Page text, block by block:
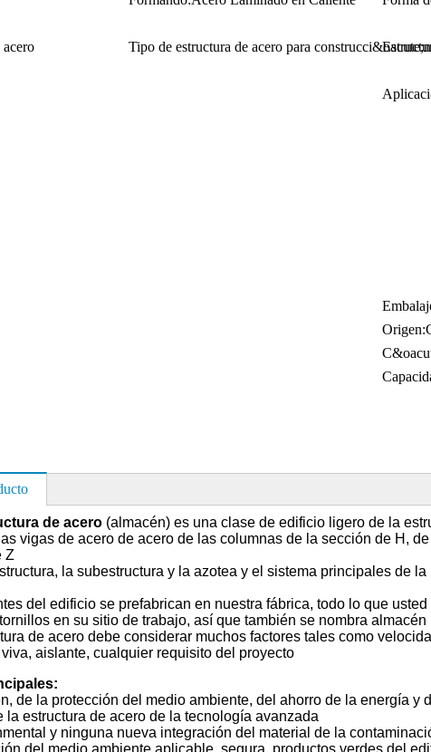
Tipo de estructura de acero para
Origen:
de acero (almacén) es una clase de edificio ligero de la
vigas de acero de acero de las columnas de la sección de H,
Z
la subestructura y la azotea y el sistema principales de la
del edificio se prefabrican en nuestra fábrica, todo lo que
en su sitio de trabajo, así que también se nombra almacén
de acero debe considerar muchos factores tales como
aislante, cualquier requisito del proyecto
de la protección del medio ambiente, del ahorro de la energía y
la estructura de acero de la tecnología avanzada
y ninguna nueva integración del material de la
del medio ambiente aplicable, segura, productos verdes del